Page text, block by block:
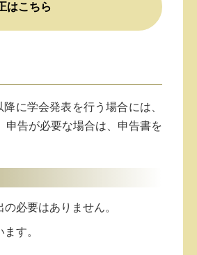
はこちら
に学会発表を行う場合には、
申告が必要な場合は、申告書を
必要はありません。
す。